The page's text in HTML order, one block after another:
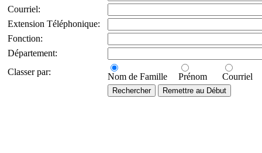
Courriel:
Extension Téléphonique:
Fonction:
Département:
Classer par:
Nom de Famille Prénom Courriel